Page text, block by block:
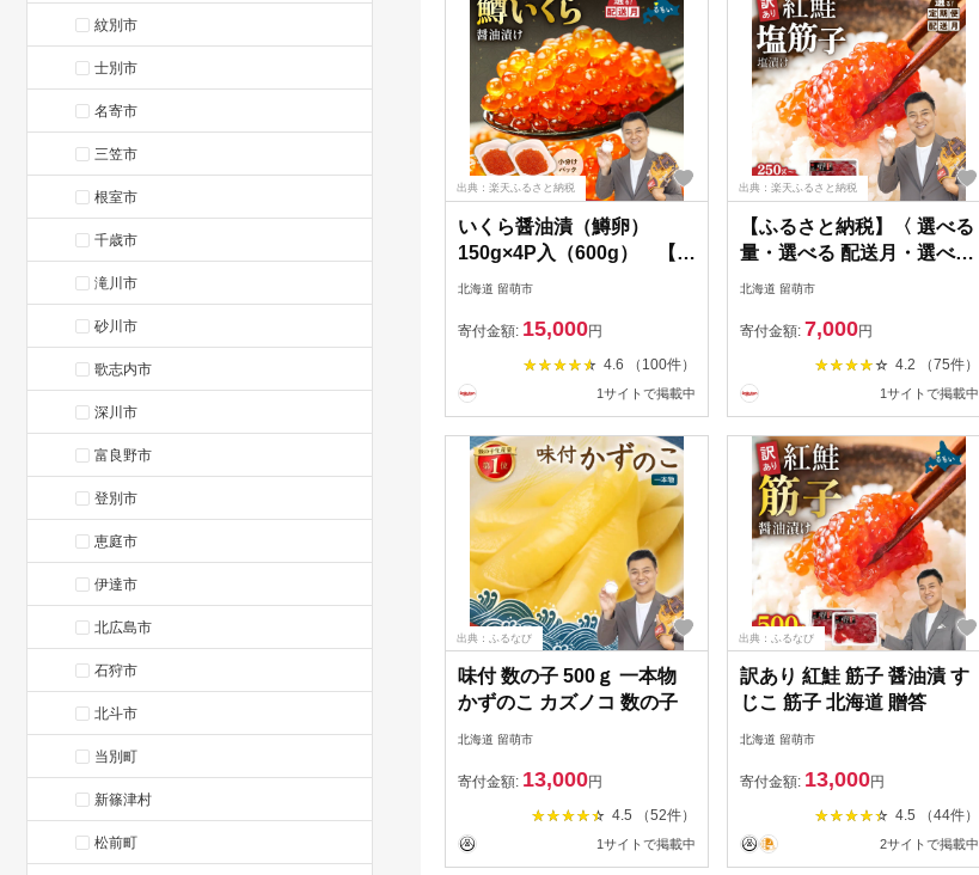
紋別市
士別市
名寄市
三笠市
根室市
千歳市
滝川市
砂川市
歌志内市
深川市
富良野市
登別市
恵庭市
伊達市
北広島市
石狩市
北斗市
当別町
新篠津村
松前町
魚卵 海の幸 定期便
出典：楽天ふるさと納税
いくら醤油漬（鱒卵）
150g×4P入（600g） 【魚
貝類・イクラ・魚卵・いく
北海道 留萌市
寄付金額: 15,000円
4.6 （100件）
1サイトで掲載中
出典：楽天ふるさと納税
【ふるさと納税】〈 選べる
量・選べる 配送月・選べる
回数 〉すじこ 訳あり 北海
g (250g×2個入） 加藤水産
ひとくち カット 不揃い 小
分け 塩 筋子 筋子 おつまみ
R002-005
北海道 留萌市
寄付金額: 7,000円
4.2 （75件）
1サイトで掲載中
出典：ふるなび
味付 数の子 500ｇ 一本物
かずのこ カズノコ 数の子
北海道 留萌市
寄付金額: 13,000円
4.5 （52件）
1サイトで掲載中
出典：ふるなび
訳あり 紅鮭 筋子 醤油漬 す
じこ 筋子 北海道 贈答
北海道 留萌市
寄付金額: 13,000円
4.5 （44件）
2サイトで掲載中